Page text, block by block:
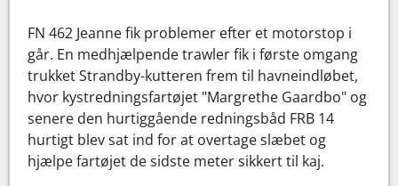
FN 462 Jeanne fik problemer efter et motorstop i
går. En medhjælpende trawler fik i første omgang
trukket Strandby-kutteren frem til havneindløbet,
hvor kystredningsfartøjet "Margrethe Gaardbo" og
senere den hurtiggående redningsbåd FRB 14
hurtigt blev sat ind for at overtage slæbet og
hjælpe fartøjet de sidste meter sikkert til kaj.